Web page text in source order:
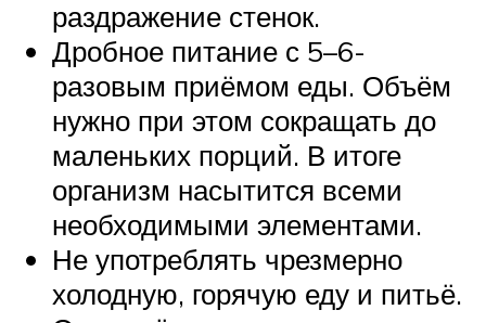
раздражение стенок.
Дробное питание с 5–6-
разовым приёмом еды. Объём
нужно при этом сокращать до
маленьких порций. В итоге
организм насытится всеми
необходимыми элементами.
Не употреблять чрезмерно
холодную, горячую еду и питьё.